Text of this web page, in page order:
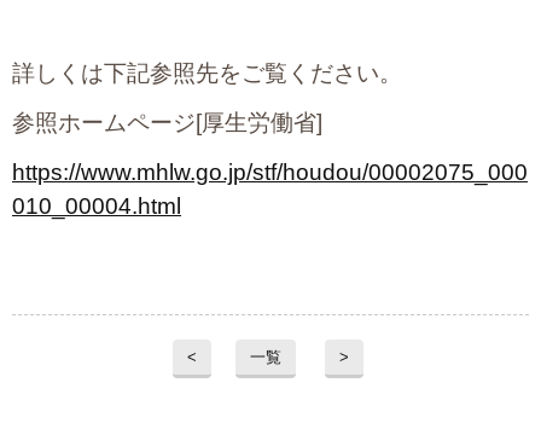
詳しくは下記参照先をご覧ください。
参照ホームページ[厚生労働省]
https://www.mhlw.go.jp/stf/houdou/00002075_000
010_00004.html
< 一覧 >